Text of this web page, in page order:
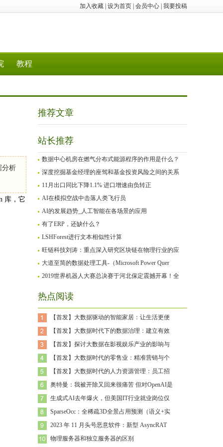
加入收藏 设为首页 会员中心 我要投稿
教程
分析
库，它
推荐文章
站长推荐
数据中心机房在燃气分布式能源程序的作用是什么？
深度挖掘基金经理的座驾和基金投资风险之间的关系
11月出口同比下降1.1% 进口增速由负转正
AI在模拟空战中击落人类飞行员
AI的发展趋势_人工智能在各场景的应用
有了ERP，还缺什么？
LSHForest进行文本相似性计算
旺链科技刘涛：重点深入研究区块链在物理行业的应
大道至简的数据处理工具-（Microsoft Power Quer
2019世界机器人大赛总决赛于河北保定震撼开幕！全
热点阅读
【首发】大数据驱动的智能家居：让生活更便
【首发】大数据时代下的数据治理：建立有效
【首发】探讨大数据在影视娱乐产业的影响与
【首发】大数据时代的零售业：精准营销与个
【首发】大数据时代的人力资源管理：员工招
奥特曼：我被开除又回来很痛苦 但对OpenAI是
生成式AI去年爆火，但美国IT行业就业岗位仅
SparseOcc：全稀疏3D全景占用预测（语义+实
2023 年 11 月头号恶意软件：新型 AsyncRAT
物理服务器和独立服务器的区别